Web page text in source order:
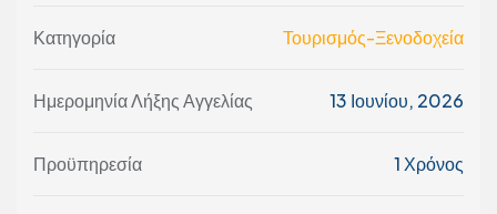
Κατηγορία Τουρισμός-Ξενοδοχεία
Ημερομηνία Λήξης Αγγελίας 13 Ιουνίου, 2026
Προϋπηρεσία 1 Χρόνος